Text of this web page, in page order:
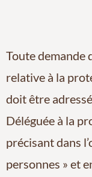
Toute demande
relative à la
doit être
Déléguée à la
précisant dans
personnes » et